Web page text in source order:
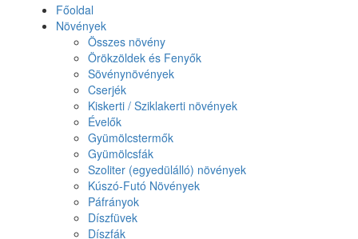
Főoldal
Növények
Összes növény
Örökzöldek és Fenyők
Sövénynövények
Cserjék
Kiskerti / Sziklakerti növények
Évelők
Gyümölcstermők
Gyümölcsfák
Szoliter (egyedülálló) növények
Kúszó-Futó Növények
Páfrányok
Díszfüvek
Díszfák